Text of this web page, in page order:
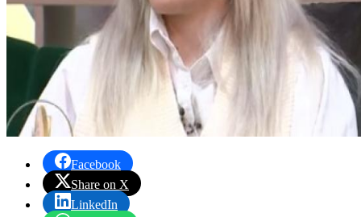
Facebook
Share on X
LinkedIn